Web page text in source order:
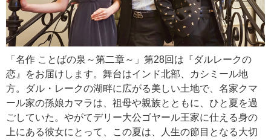
「名作 ことばの泉～第二章～」第28回は『ダルレークの
恋』をお届けします。舞台はインド北部、カシミール地
方。ダル・レークの湖畔に広がる美しい土地で、名家クマ
ール家の孫娘カマラは、祖母や親族とともに、ひと夏を過
ごしていた。やがてデリー大公ゴヤール王家に仕える身の
上にある彼女にとって、この夏は、人生の節目となる大切